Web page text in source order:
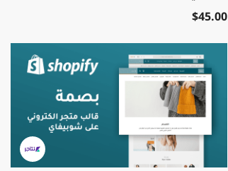
$45.00